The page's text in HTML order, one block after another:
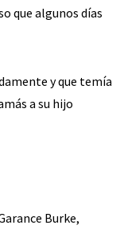
que algunos días
y que temía
a su hijo
Burke,